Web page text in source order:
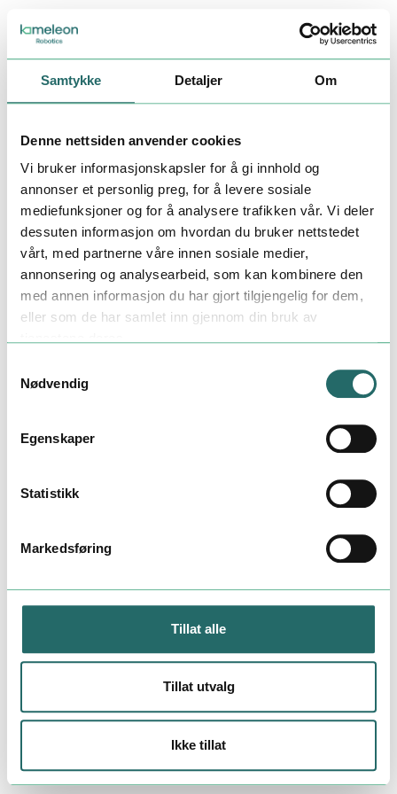
Samtykke Detaljer Om
Denne nettsiden anvender cookies
Vi bruker informasjonskapsler for å gi innhold og
annonser et personlig preg, for å levere sosiale
mediefunksjoner og for å analysere trafikken vår. Vi deler
dessuten informasjon om hvordan du bruker nettstedet
vårt, med partnerne våre innen sosiale medier,
annonsering og analysearbeid, som kan kombinere den
med annen informasjon du har gjort tilgjengelig for dem,
eller som de har samlet inn gjennom din bruk av
Nødvendig
Egenskaper
Statistikk
Markedsføring
Tillat alle
Tillat utvalg
Ikke tillat